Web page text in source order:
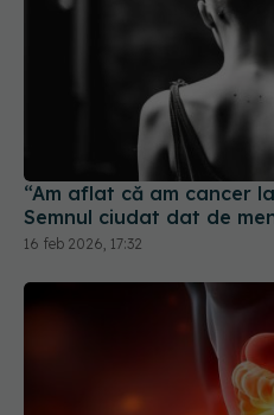
“Am aflat că am cancer
Semnul ciudat dat de
16 feb 2026, 17:32